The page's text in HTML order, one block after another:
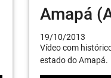
Amapá
19/10/2013
Vídeo com
estado do Amapá.